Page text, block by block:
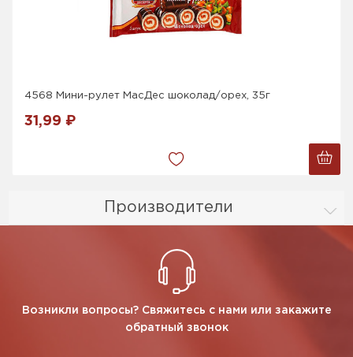
Производители
4568 Мини-рулет МасДес шоколад/орех, 35г
31,99 ₽
Возникли вопросы? Свяжитесь с нами или закажите
обратный звонок